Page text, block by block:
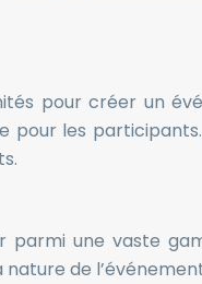
pour créer un
les
parmi une vaste
de